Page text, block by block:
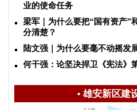
业的使命任务
梁军｜为什么要把“国有资产”
分清楚？
陆文强｜为什么要毫不动摇发
何干强：论坚决捍卫《宪法》
• 雄安新区建